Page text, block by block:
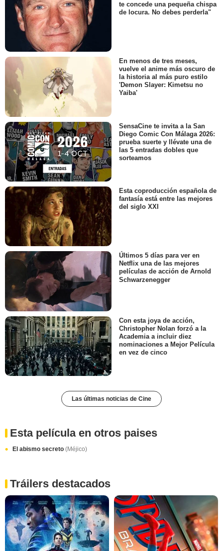
te concede una pequeña chispa
de locura. No debes perderla"
En menos de tres meses,
vuelve el anime más oscuro de
la historia al más puro estilo
'Demon Slayer: Kimetsu no
Yaiba'
SensaCine te invita a la San
Diego Comic Con Málaga 2026:
prueba suerte y llévate una de
las 5 entradas dobles que
sorteamos
Esta coproducción española de
fantasía está entre las mejores
del siglo XXI
Últimos 5 días para ver en
Netflix una de las mejores
películas de acción de Arnold
Schwarzenegger
Con esta joya de acción,
Christopher Nolan forzó a la
Academia a incluir diez
nominaciones a Mejor Película
en vez de cinco
Las últimas noticias de Cine
Esta película en otros paises
El abismo secreto (Méjico)
Tráilers destacados